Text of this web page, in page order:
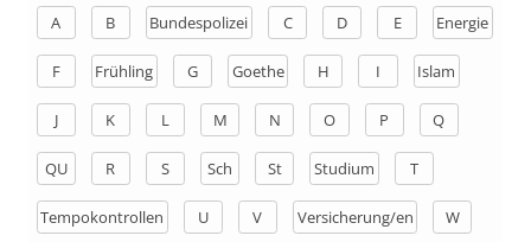
A B Bundespolizei C D E Energie
F Frühling G Goethe H I Islam
J K L M N O P Q
QU R S Sch St Studium T
Tempokontrollen U V Versicherung/en W